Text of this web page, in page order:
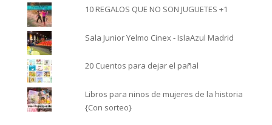
10 REGALOS QUE NO SON JUGUETES +1
Sala Junior Yelmo Cinex - IslaAzul Madrid
20 Cuentos para dejar el pañal
Libros para ninos de mujeres de la historia
{Con sorteo}